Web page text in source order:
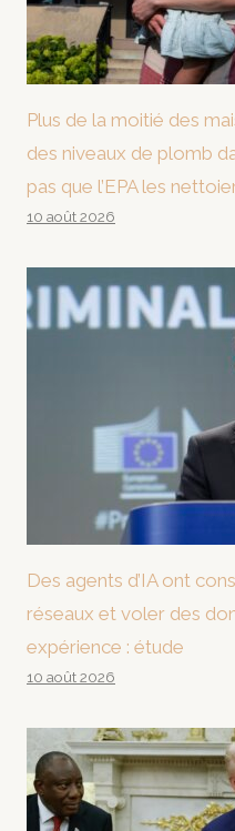
Plus de la moitié des
des niveaux de plomb
pas que l’EPA les
10 août 2026
Des agents d’IA ont
réseaux et voler des
expérience : étude
10 août 2026